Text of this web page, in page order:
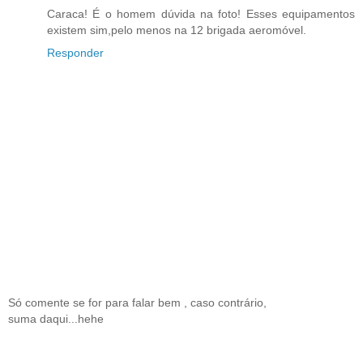
Caraca! É o homem dúvida na foto! Esses equipamentos
existem sim,pelo menos na 12 brigada aeromóvel.
Responder
Só comente se for para falar bem , caso contrário,
suma daqui...hehe